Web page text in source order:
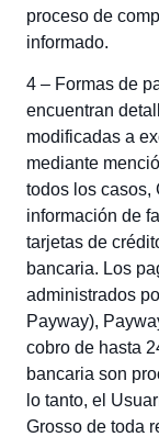
proceso de
informado.
4 – Formas de
encuentran
modificadas a
mediante
todos los casos,
información de
tarjetas de
bancaria. Los
administrados
Payway),
cobro de hasta
bancaria son
lo tanto, el
Grosso de toda